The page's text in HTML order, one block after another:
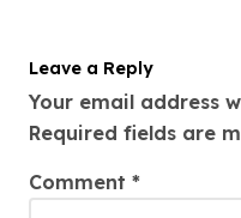
Leave a Reply
Your email address
Required fields are
Comment *